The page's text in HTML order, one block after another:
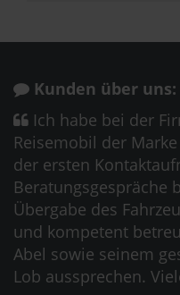
Kunden über uns:
Ich habe bei der
Reisemobil der
der ersten
Beratungsgespräche
Übergabe des
und kompetent
Abel sowie seinem
Lob aussprechen.